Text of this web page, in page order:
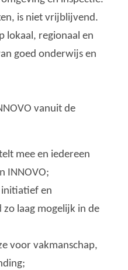
is niet vrijblijvend.
lokaal, regionaal en
goed onderwijs en
vanuit de
mee en iedereen
INNOVO;
initiatief en
laag mogelijk in de
voor vakmanschap,